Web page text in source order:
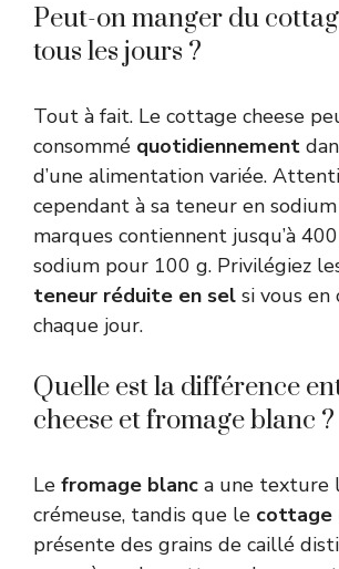
Peut-on manger du
tous les jours ?
Tout à fait. Le cottage cheese
consommé quotidiennement
d’une alimentation variée.
cependant à sa teneur en
marques contiennent jusqu’à
sodium pour 100 g. Privilégiez
teneur réduite en sel si vous en
chaque jour.
Quelle est la différence
cheese et fromage blanc ?
Le fromage blanc a une texture
crémeuse, tandis que le cottage
présente des grains de caillé